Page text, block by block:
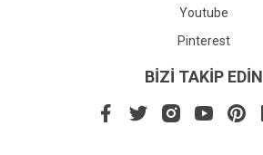
Youtube
Pinterest
BİZİ TAKİP EDİN